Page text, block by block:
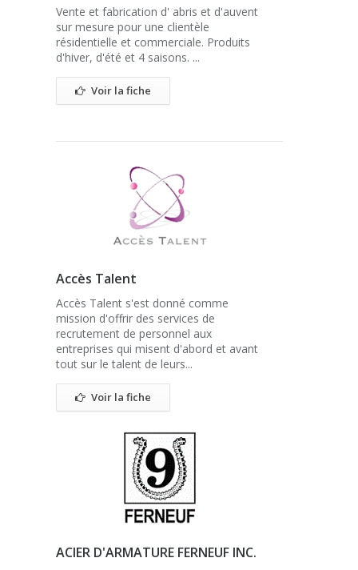
Vente et fabrication d' abris et d'auvent
sur mesure pour une clientèle
résidentielle et commerciale. Produits
d'hiver, d'été et 4 saisons. ...
Voir la fiche
Accès Talent
Accès Talent s'est donné comme
mission d'offrir des services de
recrutement de personnel aux
entreprises qui misent d'abord et avant
tout sur le talent de leurs...
Voir la fiche
ACIER D'ARMATURE FERNEUF INC.